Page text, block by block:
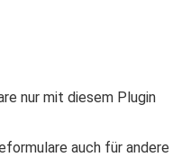
nur mit diesem Plugin
auch für andere